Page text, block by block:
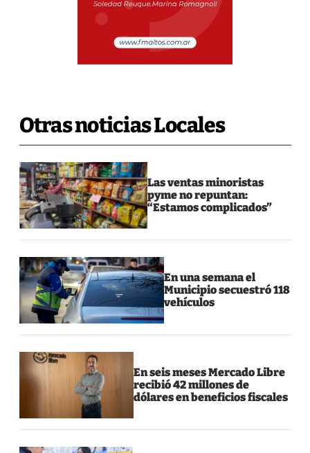
Otras noticias Locales
Las ventas minoristas
pyme no repuntan:
“Estamos complicados”
En una semana el
Municipio secuestró 118
vehículos
En seis meses Mercado Libre
recibió 42 millones de
dólares en beneficios fiscales